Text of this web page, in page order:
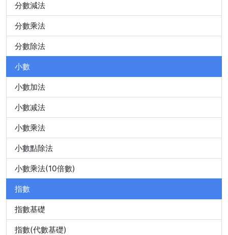
分數減法
分數乘法
分數除法
小數
小數加法
小數减法
小數乘法
小數點除法
小數乘法(10倍數)
指數
指數基礎
指數(代數基礎)